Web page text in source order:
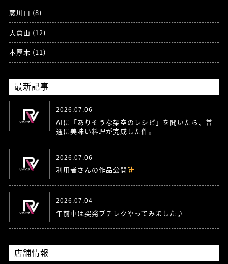
蕨川口 (8)
大倉山 (12)
本厚木 (11)
最新記事
2026.07.06
AIに「ありそうな架空のレシピ」を聞いたら、普
通に美味い料理が完成した件。
2026.07.06
利用者さんの作品公開
2026.07.04
午前中は突発プチレクやってみました♪
店舗情報